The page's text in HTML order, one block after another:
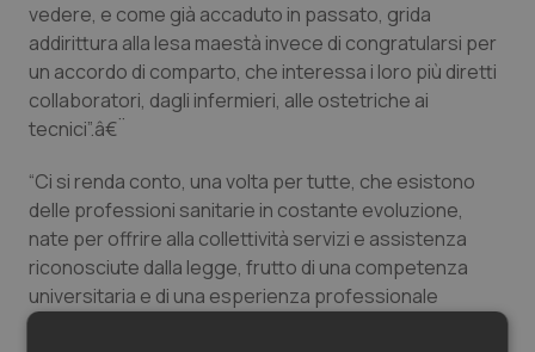
Tumore al seno
Tumore ovarico
Tumori gastrointestinali
Ulcera & Reflusso
vedere, e come già accaduto in passato, grida
addirittura alla lesa maestà invece di congratularsi per
un accordo di comparto, che interessa i loro più diretti
collaboratori, dagli infermieri, alle ostetriche ai
tecnici”.â€¨
“Ci si renda conto, una volta per tutte, che esistono
delle professioni sanitarie in costante evoluzione,
nate per offrire alla collettività servizi e assistenza
riconosciute dalla legge, frutto di una competenza
universitaria e di una esperienza professionale
validata dalle conoscenze, in costante